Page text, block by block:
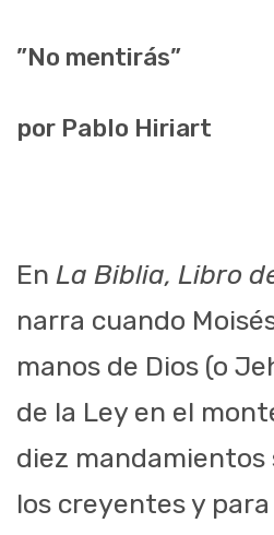
”No mentirás”
por Pablo Hiriart
En La Biblia, Libro
narra cuando
manos de Dios (o
de la Ley en el
diez mandamientos
los creyentes y